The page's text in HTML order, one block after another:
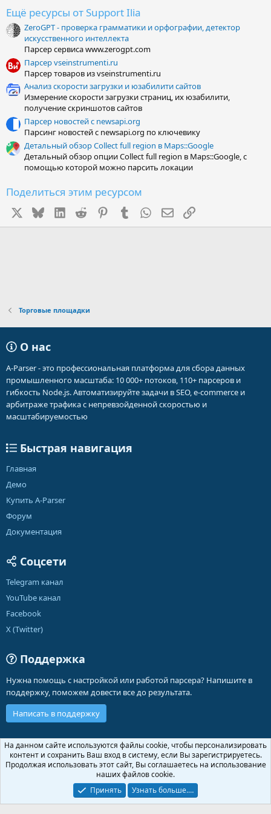
ё
з
д
Ещё ресурсы от Support Ilia
ZeroGPT - проверка грамматики и орфографии, детектор
искусственного интеллекта
Парсер сервиса www.zerogpt.com
Парсер vseinstrumenti.ru
Парсер товаров из vseinstrumenti.ru
Анализ скорости загрузки и юзабилити сайтов
Измерение скорости загрузки страниц, их юзабилити,
получение скриншотов сайтов
Парсер новостей с newsapi.org
Парсинг новостей с newsapi.org по ключевику
Детальный обзор Collect full region в Maps::Google
Детальный обзор опции Collect full region в Maps::Google, с
помощью которой можно парсить локации
Поделиться этим ресурсом
BlueskyLinkedIn
Reddit PinterestTumblr WhatsApp
Электронная почта
Ссылка
Торговые площадки
О нас
A-Parser - это профессиональная платформа для сбора данных
промышленного масштаба: 10 000+ потоков, 110+ парсеров и
гибкость Node.js. Автоматизируйте задачи в SEO, e-commerce и
арбитраже трафика с непревзойденной скоростью и
масштабируемостью
Быстрая навигация
Главная
Демо
Купить A-Parser
Форум
Документация
Соцсети
Telegram канал
YouTube канал
Facebook
X (Twitter)
Поддержка
Нужна помощь с настройкой или работой парсера? Напишите в
поддержку, поможем довести все до результата.
Написать в поддержку
Russian (RU)
Обратная связь
Условия и правила
Политика конфиденциальности
Помощь
Community platform by XenForo ® © 2010-2026 XenForo Ltd.
На данном сайте используются файлы cookie, чтобы персонализировать
контент и сохранить Ваш вход в систему, если Вы зарегистрируетесь.
Продолжая использовать этот сайт, Вы соглашаетесь на использование
наших файлов cookie.
Принять
Узнать больше.…